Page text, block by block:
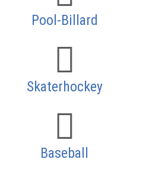
Pool-Billard
Skaterhockey
Baseball